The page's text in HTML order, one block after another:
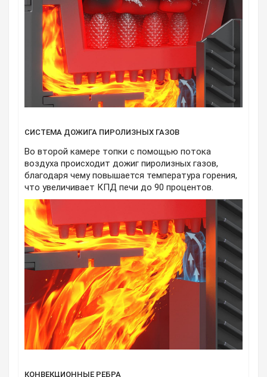
СИСТЕМА ДОЖИГА ПИРОЛИЗНЫХ ГАЗОВ
Во второй камере топки с помощью потока
воздуха происходит дожиг пиролизных газов,
благодаря чему повышается температура горения,
что увеличивает КПД печи до 90 процентов.
КОНВЕКЦИОННЫЕ РЕБРА